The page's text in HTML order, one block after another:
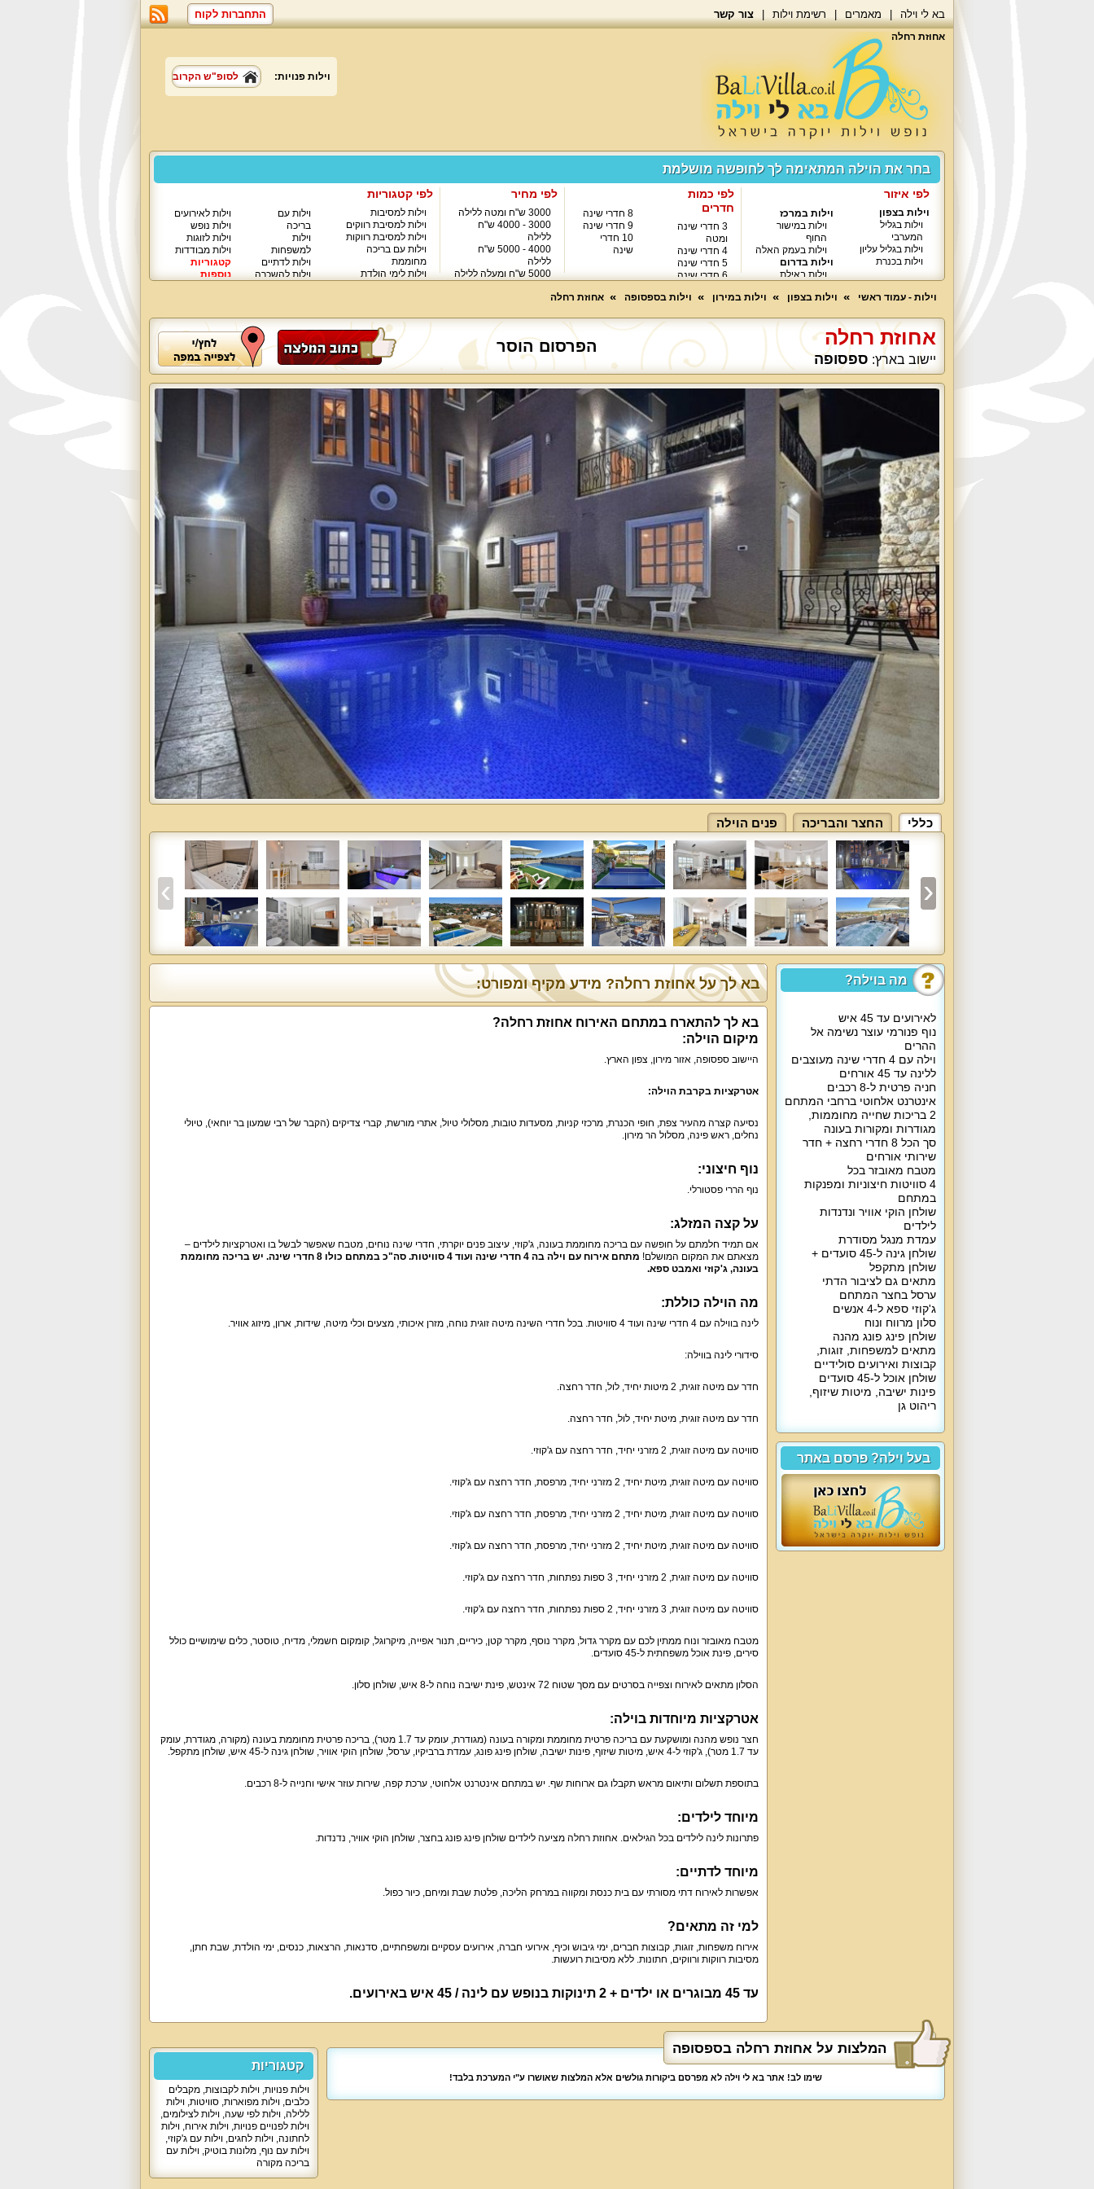
התחברות לקוח בא לי וילה מאמרים רשימת וילות צור קשר
אחוזת רחלה
וילות פנויות: לסופ"ש הקרוב
בחר את הוילה המתאימה לך לחופשה מושלמת
לפי איזור
וילות בצפון
וילות בגליל
המערבי
וילות בגליל עליון
וילות בכנרת
וילות במרכז
וילות במישור
החוף
וילות בעמק האלה
וילות בדרום
וילות באילת
לפי כמות
חדרים
3 חדרי שינה
ומטה
4 חדרי שינה
5 חדרי שינה
6 חדרי שינה
8 חדרי שינה
9 חדרי שינה
10 חדרי
שינה
לפי מחיר
3000 ש"ח ומטה ללילה
3000 - 4000 ש"ח
ללילה
4000 - 5000 ש"ח
ללילה
5000 ש"ח ומעלה ללילה
לפי קטגוריות
וילות למסיבות
וילות למסיבת רווקים
וילות למסיבת רווקות
וילות עם בריכה
מחוממת
וילות לימי הולדת
וילות עם
בריכה
וילות
למשפחות
וילות לדתיים
וילות להשכרה
וילות לאירועים
וילות נופש
וילות לזוגות
וילות מבודדות
קטגוריות
נוספות
וילות - עמוד ראשי
וילות בצפון וילות במירון וילות בספסופה אחוזת רחלה
אחוזת רחלה
יישוב בארץ: ספסופה
הפרסום הוסר
כללי החצר והבריכה פנים הוילה
מה בוילה?
לאירועים עד 45 איש
נוף פנורמי עוצר נשימה אל
ההרים
וילה עם 4 חדרי שינה מעוצבים
ללינה עד 45 אורחים
חניה פרטית ל-8 רכבים
אינטרנט אלחוטי ברחבי המתחם
2 בריכות שחייה מחוממות,
מגודרות ומקורות בעונה
סך הכל 8 חדרי רחצה + חדר
שירותי אורחים
מטבח מאובזר בכל
4 סוויטות חיצוניות ומפנקות
במתחם
שולחן הוקי אוויר ונדנדות
לילדים
עמדת מנגל מסודרת
שולחן גינה ל-45 סועדים +
שולחן מתקפל
מתאים גם לציבור הדתי
ערסל בחצר המתחם
ג'קוזי ספא ל-4 אנשים
סלון מרווח ונוח
שולחן פינג פונג מהנה
מתאים למשפחות, זוגות,
קבוצות ואירועים סולידיים
שולחן אוכל ל-45 סועדים
פינות ישיבה, מיטות שיזוף,
ריהוט גן
בעל וילה? פרסם באתר
בא לך על אחוזת רחלה? מידע מקיף ומפורט:
בא לך להתארח במתחם האירוח אחוזת רחלה?
מיקום הוילה:
היישוב ספסופה, אזור מירון, צפון הארץ.
אטרקציות בקרבת הוילה:
נסיעה קצרה מהעיר צפת, חופי הכנרת, מרכזי קניות, מסעדות טובות, מסלולי טיול, אתרי מורשת, קברי צדיקים (הקבר של רבי שמעון בר יוחאי), טיולי
נחלים, ראש פינה, מסלול הר מירון.
נוף חיצוני:
נוף הררי פסטורלי.
על קצה המזלג:
אם תמיד חלמתם על חופשה עם בריכה מחוממת בעונה, ג'קוזי, עיצוב פנים יוקרתי, חדרי שינה נוחים, מטבח שאפשר לבשל בו ואטרקציות לילדים –
מצאתם את המקום המושלם!
מתחם אירוח עם וילה בה 4 חדרי שינה ועוד 4 סוויטות. סה"כ במתחם כולו 8 חדרי שינה. יש בריכה מחוממת
בעונה, ג'קוזי ואמבט ספא.
מה הוילה כוללת:
לינה בווילה עם 4 חדרי שינה ועוד 4 סוויטות. בכל חדרי השינה מיטה זוגית נוחה, מזרן איכותי, מצעים וכלי מיטה, שידות, ארון, מיזוג אוויר.
סידורי לינה בווילה:
חדר עם מיטה זוגית, 2 מיטות יחיד, לול, חדר רחצה.
חדר עם מיטה זוגית, מיטת יחיד, לול, חדר רחצה.
סוויטה עם מיטה זוגית, 2 מזרני יחיד, חדר רחצה עם ג'קוזי.
סוויטה עם מיטה זוגית, מיטת יחיד, 2 מזרני יחיד, מרפסת, חדר רחצה עם ג'קוזי.
סוויטה עם מיטה זוגית, מיטת יחיד, 2 מזרני יחיד, מרפסת, חדר רחצה עם ג'קוזי.
סוויטה עם מיטה זוגית, מיטת יחיד, 2 מזרני יחיד, מרפסת, חדר רחצה עם ג'קוזי.
סוויטה עם מיטה זוגית, 2 מזרני יחיד, 3 ספות נפתחות, חדר רחצה עם ג'קוזי.
סוויטה עם מיטה זוגית, 3 מזרני יחיד, 2 ספות נפתחות, חדר רחצה עם ג'קוזי.
מטבח מאובזר ונוח ממתין לכם עם מקרר גדול, מקרר נוסף, מקרר קטן, כיריים, תנור אפייה, מיקרוגל, קומקום חשמלי, מדיח, טוסטר, כלים שימושיים כולל
סירים, פינת אוכל משפחתית ל-45 סועדים.
הסלון מתאים לאירוח וצפייה בסרטים עם מסך שטוח 72 אינטש, פינת ישיבה נוחה ל-8 איש, שולחן סלון.
אטרקציות מיוחדות בוילה:
חצר נופש מהנה ומושקעת עם בריכה פרטית מחוממת ומקורה בעונה (מגודרת, עומק עד 1.7 מטר), בריכה פרטית מחוממת בעונה (מקורה, מגודרת, עומק
עד 1.7 מטר), ג'קוזי ל-4 איש, מיטות שיזוף, פינות ישיבה, שולחן פינג פונג, עמדת ברביקיו, ערסל, שולחן הוקי אוויר, שולחן גינה ל-45 איש, שולחן מתקפל.
בתוספת תשלום ותיאום מראש תקבלו גם ארוחות שף. יש במתחם אינטרנט אלחוטי, ערכת קפה, שירות עוזר אישי וחנייה ל-8 רכבים.
מיוחד לילדים:
פתרונות לינה לילדים בכל הגילאים. אחוזת רחלה מציעה לילדים שולחן פינג פונג בחצר, שולחן הוקי אוויר, נדנדות.
מיוחד לדתיים:
אפשרות לאירוח דתי מסורתי עם בית כנסת ומקווה במרחק הליכה, פלטת שבת ומיחם, כיור כפול.
למי זה מתאים?
אירוח משפחות, זוגות, קבוצות חברים, ימי גיבוש וכיף, אירועי חברה, אירועים עסקיים ומשפחתיים, סדנאות, הרצאות, כנסים, ימי הולדת, שבת חתן,
מסיבות רווקות ורווקים, חתונות. ללא מסיבות רועשות.
עד 45 מבוגרים או ילדים + 2 תינוקות בנופש עם לינה / 45 איש באירועים.
המלצות על אחוזת רחלה בספסופה
שימו לב! אתר בא לי וילה לא מפרסם ביקורות גולשים אלא המלצות שאושרו ע"י המערכת בלבד!
קטגוריות
וילות פנויות, וילות לקבוצות, מקבלים
כלבים, וילות מפוארות, סוויטות, וילות
ללילה, וילות לפי שעה, וילות לצילומים,
וילות לפנויים פנויות, וילות אירוח, וילות
לחתונה, וילות לחגים, וילות עם ג'קוזי,
וילות עם נוף, מלונות בוטיק, וילות עם
בריכה מקורה